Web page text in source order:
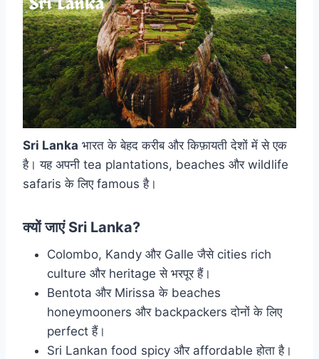
Sri Lanka भारत के बेहद करीब और किफ़ायती देशों में से एक
है। यह अपनी tea plantations, beaches और wildlife
safaris के लिए famous है।
क्यों जाएं Sri Lanka?
Colombo, Kandy और Galle जैसे cities rich
culture और heritage से भरपूर हैं।
Bentota और Mirissa के beaches
honeymooners और backpackers दोनों के लिए
perfect हैं।
Sri Lankan food spicy और affordable होता है।